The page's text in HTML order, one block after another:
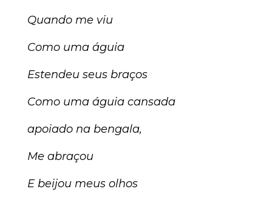
Quando me viu
Como uma águia
Estendeu seus braços
Como uma águia cansada
apoiado na bengala,
Me abraçou
E beijou meus olhos